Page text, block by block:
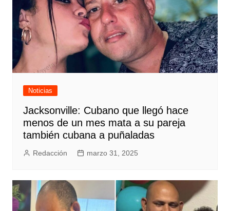
Noticias
Jacksonville: Cubano que llegó hace
menos de un mes mata a su pareja
también cubana a puñaladas
Redacción marzo 31, 2025